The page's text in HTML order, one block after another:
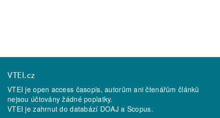
VTEI.cz
VTEI je open access časopis, autorům ani čtenářům článků
nejsou účtovány žádné poplatky.
VTEI je zahrnut do databází DOAJ a Scopus.